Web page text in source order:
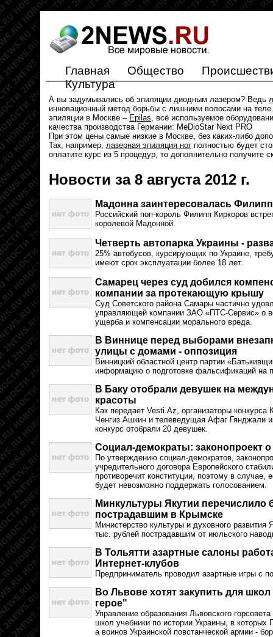
Главная Общество
Культура
А вы задумывались об эпиляции диодным лазером? Ведь
инновационный метод борьбы с лишними волосами на
эпиляции в Москве – Epilas, всё используемое
качества производства Германии: MeDioStar Next PRO
При этом цены самые низкие в Москве, без каких-либо
Так, например, лазерная эпиляция ног полностью будет
оплатите курс из 5 процедур, то дополнительно получите
Новости за 8 августа 2012 г.
Мадонна заинтересовалась
Российский поп-король Филипп Киркоров
королевой Мадонной.
Четверть автопарка Украины -
25% автобусов, курсирующих по Украине,
имеют срок эксплуатации более 18 лет.
Самарец через суд добился
компании за протекающую крышу
Суд Советского района Самары частично
управляющей компании ЗАО «ПТС-Сервис» о
ущерба и компенсации морального вреда.
В Виннице перед выборами
улицы с домами - оппозиция
Винницкий областной центр партии
информацию о подготовке фальсификаций на
В Баку отобрали девушек на
красоты
Как передает Vesti.Az, организаторы
Ченгиз Ашкин и телеведущая Афаг Гянджали
конкурс отобрали 20 девушек.
Социал-демократы: законопроект о
По утверждению социал-демократов,
учредительного договора Европейского
противоречит конституции, поэтому в случае,
будет невозможно поддержать голосованием.
Минкультуры Якутии перечислило
пострадавшим в Крымске
Министерство культуры и духовного развития
тыс. рублей пострадавшим от июльского
В Тольятти азартные салоны
Интернет-клубов
Предприниматель проводил азартные игры с
Во Львове хотят закупить для
герое"
Управление образования Львовского
школ учебники по истории Украины, в
а воинов Украинской повстанческой армии -